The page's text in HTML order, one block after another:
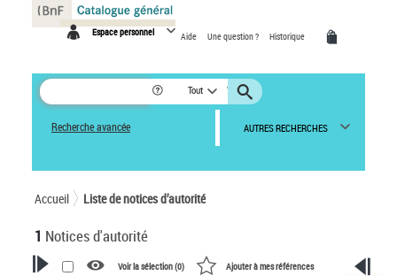
Espace personnel Aide Une question ? Historique
Tout
Recherche avancée AUTRES RECHERCHES
Accueil Liste de notices d’autorité
1 Notices d'autorité
Voir la sélection (0) Ajouter à mes références
Panneau de gestion des cookies